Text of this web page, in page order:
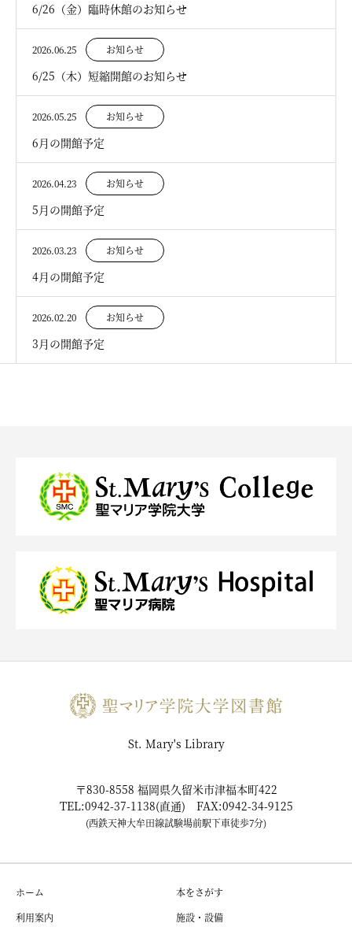
6/26（金）臨時休館のお知らせ
2026.06.25 お知らせ
6/25（木）短縮開館のお知らせ
2026.05.25 お知らせ
6月の開館予定
2026.04.23 お知らせ
5月の開館予定
2026.03.23 お知らせ
4月の開館予定
2026.02.20 お知らせ
3月の開館予定
St. Mary's Library
〒830-8558 福岡県久留米市津福本町422
TEL:0942-37-1138(直通) FAX:0942-34-9125
(西鉄天神大牟田線試験場前駅下車徒歩7分)
ホーム
本をさがす
利用案内
施設・設備